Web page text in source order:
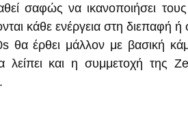
σαφώς να ικανοποιήσει τους
κάθε ενέργεια στη διεπαφή ή
θα έρθει μάλλον με βασική
λείπει και η συμμετοχή της